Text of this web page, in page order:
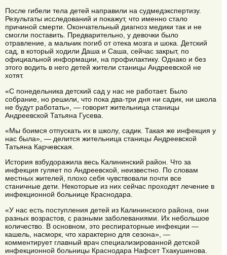
После гибели тела детей направили на судмедэкспертизу.
Результаты исследований и покажут, что именно стало
причиной смерти. Окончательный диагноз медики так и не
смогли поставить. Предварительно, у девочки было
отравление, а мальчик погиб от отека мозга и шока. Детский
сад, в который ходили Даша и Саша, сейчас закрыт, по
официальной информации, на профилактику. Однако и без
этого водить в него детей жители станицы Андреевской не
хотят.
«С понедельника детский сад у нас не работает. Было
собрание, но решили, что пока два-три дня ни садик, ни школа
не будут работать», — говорит жительница станицы
Андреевской Татьяна Гусева.
«Мы боимся отпускать их в школу, садик. Такая же инфекция у
нас была», — делится жительница станицы Андреевской
Татьяна Карчевская.
История взбудоражила весь Калининский район. Что за
инфекция гуляет по Андреевской, неизвестно. По словам
местных жителей, плохо себя чувствовали почти все
станичные дети. Некоторые из них сейчас проходят лечение в
инфекционной больнице Краснодара.
«У нас есть поступления детей из Калининского района, они
разных возрастов, с разными заболеваниями. Их небольшое
количество. В основном, это респираторные инфекции —
кашель, насморк, что характерно для сезона», —
комментирует главный врач специализированной детской
инфекционной больницы Краснодара Нафсет Тхакушинова.